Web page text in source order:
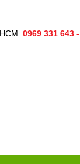
0969 331 643